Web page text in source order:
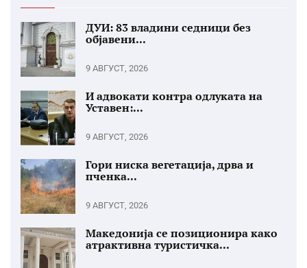
ДУИ: 83 владини седници без
објавени...
9 АВГУСТ, 2026
И адвокати контра одлуката на
Уставен:...
9 АВГУСТ, 2026
Гори ниска вегетација, дрва и
пченка...
9 АВГУСТ, 2026
Македонија се позиционира како
атрактивна туристичка...